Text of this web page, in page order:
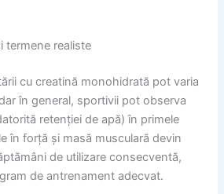
termene realiste
cu creatină monohidrată pot varia
în general, sportivii pot observa
retenției de apă) în primele
în forță și masă musculară devin
de utilizare consecventă,
de antrenament adecvat.